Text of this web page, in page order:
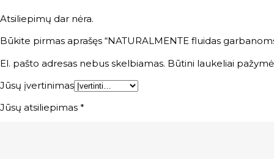
Atsiliepimų dar nėra.
Būkite pirmas aprašęs “NATURALMENTE fluidas
El. pašto adresas nebus skelbiamas. Būtini laukeliai
Jūsų įvertinimas
Jūsų atsiliepimas *